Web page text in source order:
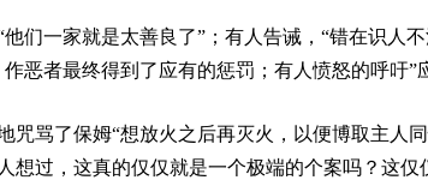
们一家就是太善良了”；有人告诫，“错在识人
恶者最终得到了应有的惩罚；有人愤怒的呼吁”
咒骂了保姆“想放火之后再灭火，以便博取主人
想过，这真的仅仅就是一个极端的个案吗？这